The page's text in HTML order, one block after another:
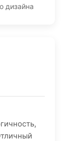
дизайна